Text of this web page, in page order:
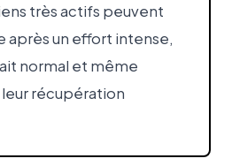
très actifs peuvent
après un effort intense,
normal et même
récupération